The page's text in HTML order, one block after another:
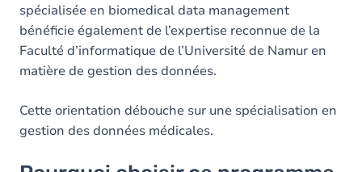
spécialisée en biomedical data management
bénéficie également de l’expertise reconnue de la
Faculté d’informatique de l’Université de Namur en
matière de gestion des données.
Cette orientation débouche sur une spécialisation en
gestion des données médicales.